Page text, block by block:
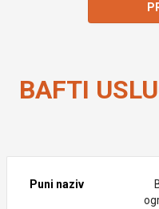
BAFTI
Puni naziv